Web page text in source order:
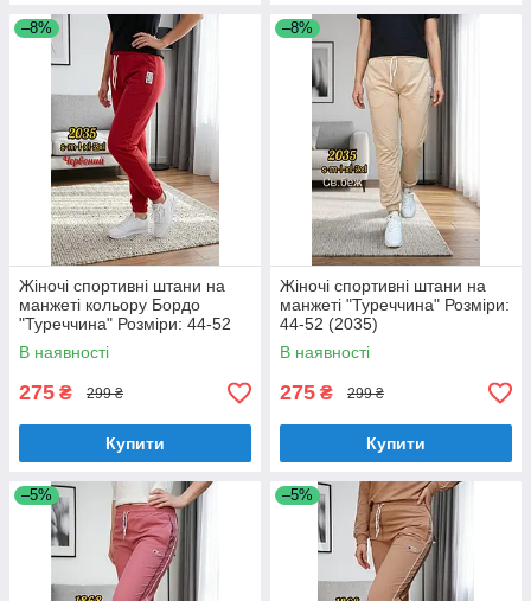
–8%
Жіночі спортивні штани на
манжеті кольору Бордо
"Туреччина" Розміри: 44-52
(2035)
В наявності
275 ₴ 299 ₴
Купити
–8%
Жіночі спортивні штани на
манжеті "Туреччина" Розміри:
44-52 (2035)
В наявності
275 ₴ 299 ₴
Купити
–5% –5%